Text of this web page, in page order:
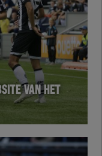
VAN HET